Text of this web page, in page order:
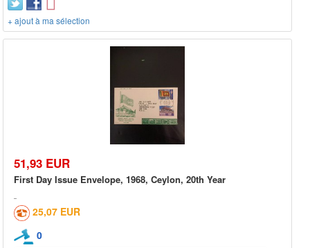
+ ajout à ma sélection
51,93 EUR
First Day Issue Envelope, 1968, Ceylon, 20th Year
25,07 EUR
0